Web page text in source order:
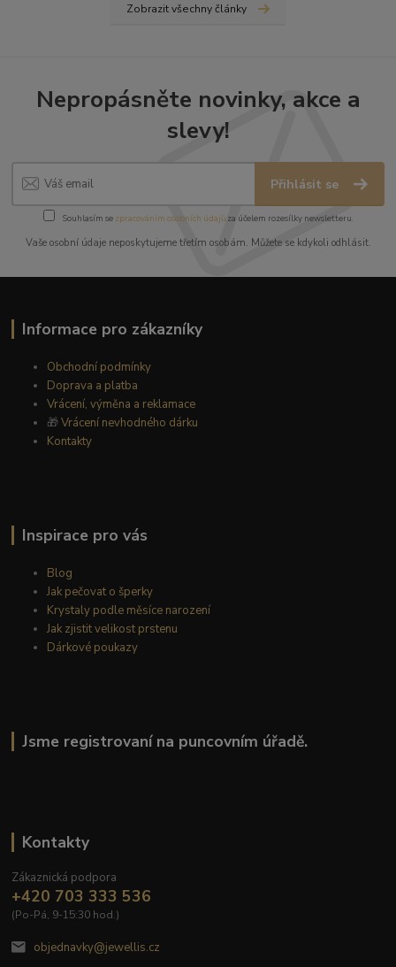
Zobrazit všechny články
Nepropásněte novinky, akce a
slevy!
Přihlásit se
Souhlasím se zpracováním osobních údajůza účelem rozesílky newsletteru.
Vaše osobní údaje neposkytujeme třetím osobám. Můžete se kdykoli odhlásit.
Informace pro zákazníky
Obchodní podmínky
Doprava a platba
Vrácení, výměna a reklamace
🎁Vrácení nevhodného dárku
Kontakty
Inspirace pro vás
Blog
Jak pečovat o šperky
Krystaly podle měsíce narození
Jak zjistit velikost prstenu
Dárkové poukazy
Jsme registrovaní na puncovním úřadě.
Kontakty
Zákaznická podpora
+420 703 333 536
(Po-Pá, 9-15:30 hod.)
objednavky@jewellis.cz